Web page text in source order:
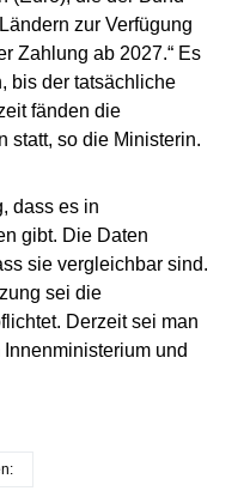
zur Verfügung
Zahlung ab 2027.“ Es
bis der tatsächliche
fänden die
statt, so die Ministerin.
dass es in
gibt. Die Daten
sie vergleichbar sind.
sei die
Derzeit sei man
und